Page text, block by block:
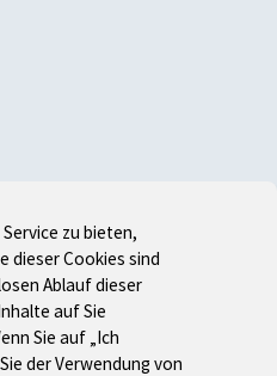
zu bieten,
dieser Cookies sind
Ablauf dieser
auf Sie
Sie auf „Ich
der Verwendung von